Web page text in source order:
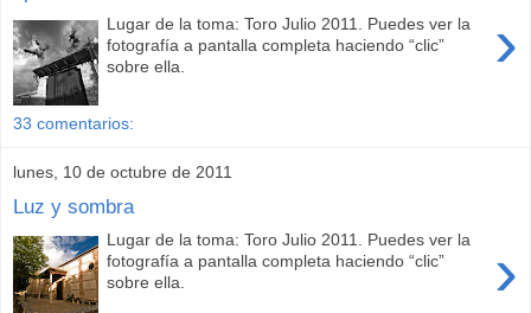
›
Lugar de la toma: Toro Julio 2011. Puedes ver la
fotografía a pantalla completa haciendo “clic”
sobre ella.
33 comentarios:
lunes, 10 de octubre de 2011
Luz y sombra
›
Lugar de la toma: Toro Julio 2011. Puedes ver la
fotografía a pantalla completa haciendo “clic”
sobre ella.